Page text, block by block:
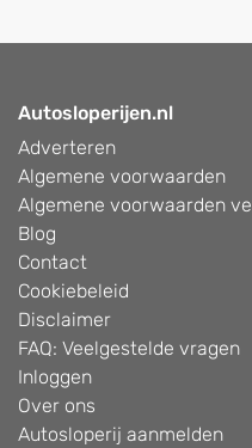
Autosloperijen.nl
Adverteren
Algemene voorwaarden
Algemene voorwaarden
Blog
Contact
Cookiebeleid
Disclaimer
FAQ: Veelgestelde vragen
Inloggen
Over ons
Autosloperij aanmelden